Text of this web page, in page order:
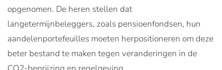
opgenomen. De heren stellen dat
langetermijnbeleggers, zoals pensioenfondsen, hun
aandelenportefeuilles moeten herpositioneren om deze
beter bestand te maken tegen veranderingen in de